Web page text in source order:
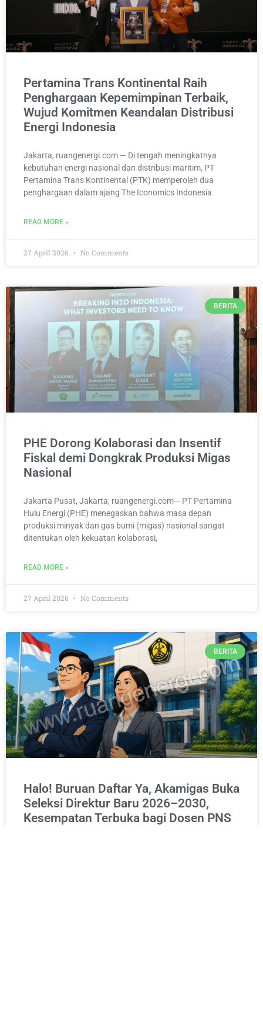
Pertamina Trans Kontinental Raih
Penghargaan Kepemimpinan Terbaik,
Wujud Komitmen Keandalan Distribusi
Energi Indonesia
Jakarta, ruangenergi.com — Di tengah meningkatnya
kebutuhan energi nasional dan distribusi maritim, PT
Pertamina Trans Kontinental (PTK) memperoleh dua
penghargaan dalam ajang The Iconomics Indonesia
READ MORE »
27 April 2026 No Comments
BERITA
PHE Dorong Kolaborasi dan Insentif
Fiskal demi Dongkrak Produksi Migas
Nasional
Jakarta Pusat, Jakarta, ruangenergi.com— PT Pertamina
Hulu Energi (PHE) menegaskan bahwa masa depan
produksi minyak dan gas bumi (migas) nasional sangat
ditentukan oleh kekuatan kolaborasi,
READ MORE »
27 April 2026 No Comments
BERITA
Halo! Buruan Daftar Ya, Akamigas Buka
Seleksi Direktur Baru 2026–2030,
Kesempatan Terbuka bagi Dosen PNS